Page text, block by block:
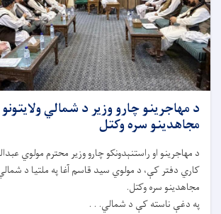
د مهاجرینو چارو وزیر د شمالي
مجاهدینو سره وکتل
د مهاجرینو او راستنېدونکو چارو وزیر محترم مولوي
کاري دفتر کې، د مولوي سید قاسم آغا په ملتیا د شمالي
مجاهدینو سره وکتل.
په دغې ناسته کې د شمالي. . .